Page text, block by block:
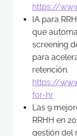
https://
IA para
que
screening
para
retención.
https://
for-hr
Las 9
RRHH en
gestión del